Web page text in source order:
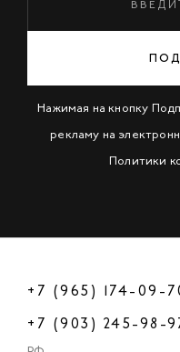
Нажимая на кнопку
рекламу на
Политики
+7 (965) 174-09-
+7 (903) 245-98-